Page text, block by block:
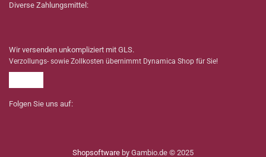
Diverse Zahlungsmittel:
Wir versenden unkompliziert mit GLS.
Verzollungs- sowie Zollkosten übernimmt Dynamica Shop für Sie!
Folgen Sie uns auf:
Shopsoftware by Gambio.de © 2025